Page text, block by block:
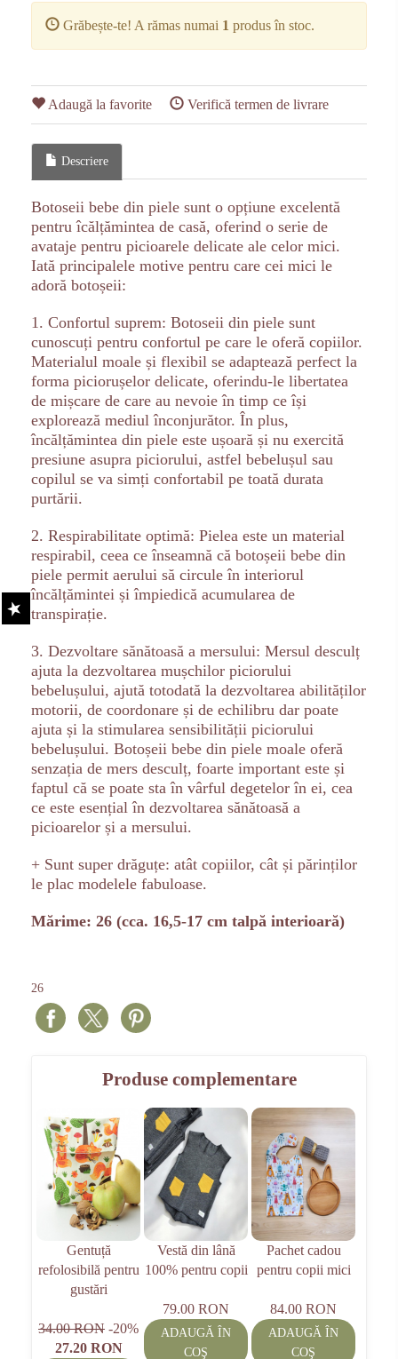
Grăbește-te! A rămas numai 1 produs în stoc.
Adaugă la favorite Verifică termen de livrare
Descriere
Botoseii bebe din piele sunt o opțiune excelentă
pentru îcălțămintea de casă, oferind o serie de
avataje pentru picioarele delicate ale celor mici.
Iată principalele motive pentru care cei mici le
adoră botoșeii:
1. Confortul suprem: Botoseii din piele sunt
cunoscuți pentru confortul pe care le oferă copiilor.
Materialul moale și flexibil se adaptează perfect la
forma piciorușelor delicate, oferindu-le libertatea
de mișcare de care au nevoie în timp ce își
explorează mediul înconjurător. În plus,
încălțămintea din piele este ușoară și nu exercită
presiune asupra piciorului, astfel bebelușul sau
copilul se va simți confortabil pe toată durata
purtării.
2. Respirabilitate optimă: Pielea este un material
respirabil, ceea ce înseamnă că botoșeii bebe din
piele permit aerului să circule în interiorul
încălțămintei și împiedică acumularea de
transpirație.
3. Dezvoltare sănătoasă a mersului: Mersul desculț
ajuta la dezvoltarea mușchilor piciorului
bebelușului, ajută totodată la dezvoltarea abilităților
motorii, de coordonare și de echilibru dar poate
ajuta și la stimularea sensibilității piciorului
bebelușului. Botoșeii bebe din piele moale oferă
senzația de mers desculț, foarte important este și
faptul că se poate sta în vârful degetelor în ei, cea
ce este esențial în dezvoltarea sănătoasă a
picioarelor și a mersului.
+ Sunt super drăguțe: atât copiilor, cât și părinților
le plac modelele fabuloase.
Mărime: 26 (cca. 16,5-17 cm talpă interioară)
26
Produse complementare
Gentuță
refolosibilă pentru
gustări
34.00 RON -20%
27.20 RON
Vestă din lână
100% pentru copii
79.00 RON
ADAUGĂ ÎN
COŞ
Pachet cadou
pentru copii mici
84.00 RON
ADAUGĂ ÎN
COŞ